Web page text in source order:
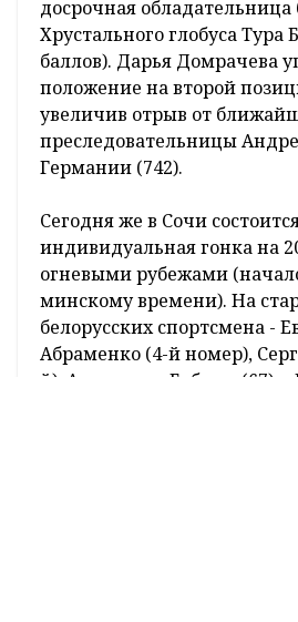
досрочная
Хрустального глобуса Тура
баллов). Дарья Домрачева
положение на второй
увеличив отрыв от
преследовательницы
Германии (742).
Сегодня же в Сочи
индивидуальная гонка на
огневыми рубежами
минскому времени). На
белорусских спортсмена -
Абраменко (4-й номер),
й), Александр Бабчин (67) и